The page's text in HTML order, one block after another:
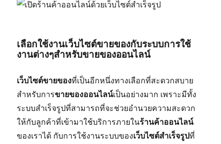
เลือกใช้งานเว็บไซต์ขายของกับระบบการใช้
งานต่างๆสำหรับขายของออนไลน์
เว็บไซต์ขายของที่เป็นอีกหนึ่งทางเลือกที่สะดวกสบาย
สำหรับการขายของออนไลน์เป็นอย่างมาก เพราะมีทั้ง
ระบบสำเร็จรูปที่สามารถที่จะช่วยอำนวยความสะดวก
ให้กับลูกค้าที่เข้ามาใช้บริการภายในร้านค้าออนไลน์
ของเราได้ กับการใช้งานระบบของเว็บไซต์สำเร็จรูปที่